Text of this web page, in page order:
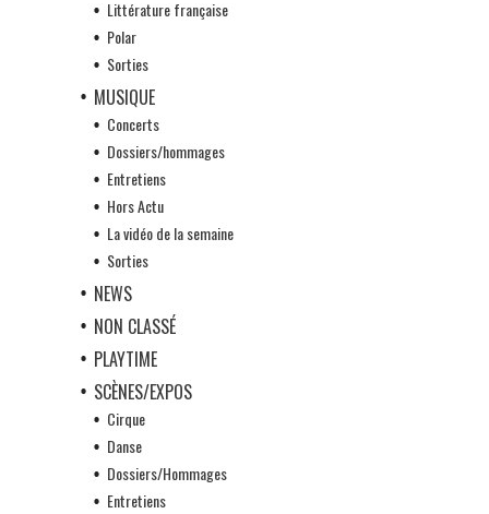
Littérature française
Polar
Sorties
MUSIQUE
Concerts
Dossiers/hommages
Entretiens
Hors Actu
La vidéo de la semaine
Sorties
NEWS
NON CLASSÉ
PLAYTIME
SCÈNES/EXPOS
Cirque
Danse
Dossiers/Hommages
Entretiens